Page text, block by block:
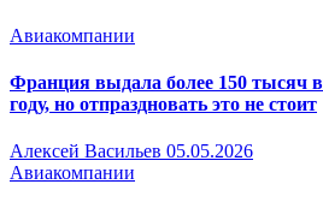
Авиакомпании
Франция выдала более 150 тысяч
году, но отпраздновать это не стоит
Алексей Васильев 05.05.2026
Авиакомпании